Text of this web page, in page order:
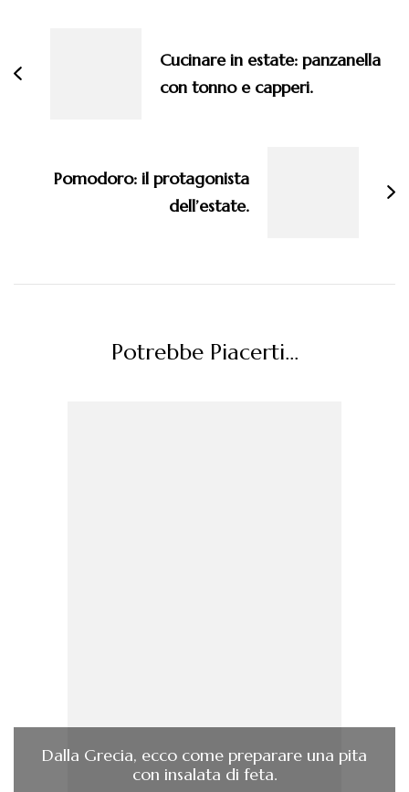
Cucinare in estate: panzanella
con tonno e capperi.
Pomodoro: il protagonista
dell’estate.
Potrebbe Piacerti...
Dalla Grecia, ecco come preparare una pita
con insalata di feta.